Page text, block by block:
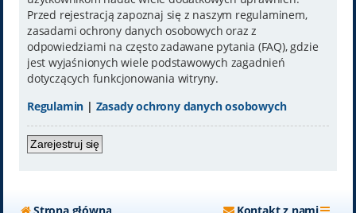
Przed rejestracją zapoznaj się z naszym regulaminem,
zasadami ochrony danych osobowych oraz z
odpowiedziami na często zadawane pytania (FAQ), gdzie
jest wyjaśnionych wiele podstawowych zagadnień
dotyczących funkcjonowania witryny.
Regulamin | Zasady ochrony danych osobowych
Zarejestruj się
Strona główna Kontakt z nami